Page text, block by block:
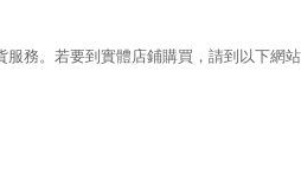
服務。若要到實體店鋪購買，請到以下網